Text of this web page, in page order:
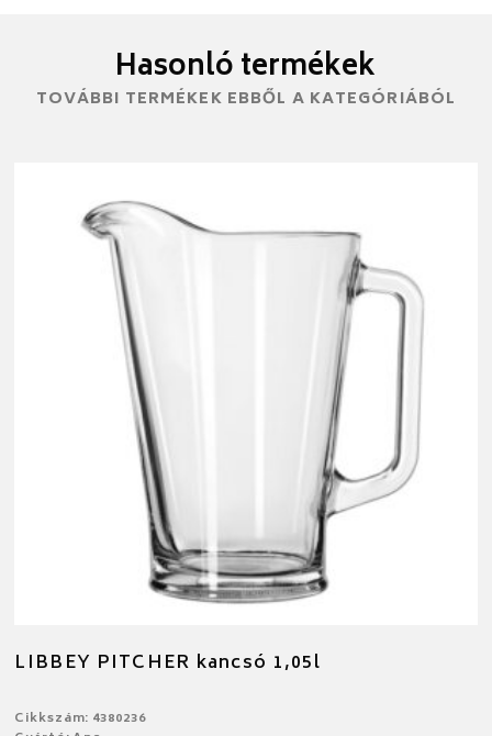
Hasonló termékek
TOVÁBBI TERMÉKEK EBBŐL A KATEGÓRIÁBÓL
LIBBEY PITCHER kancsó 1,05l
Cikkszám: 4380236